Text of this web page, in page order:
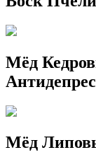
Мёд
Мёд